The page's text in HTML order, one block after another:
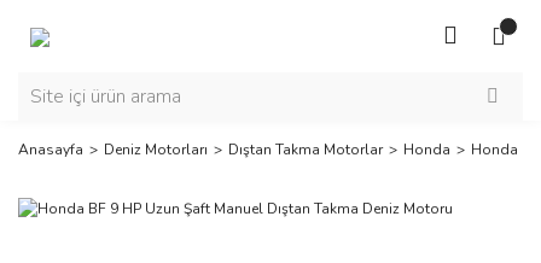
Anasayfa Deniz Motorları Dıştan Takma Motorlar Honda Honda